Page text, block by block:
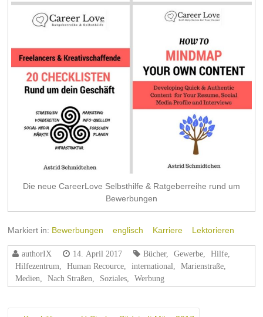
Die neue CareerLove Selbsthilfe & Ratgeberreihe rund um
Bewerbungen
Markiert in: Bewerbungen englisch Karriere Lektorieren
authorIX 14. April 2017 Bücher, Gewerbe Hilfe
Hilfezentrum
Human Recource international Marienstraße
Medien
Nach Straßen Soziales Werbung